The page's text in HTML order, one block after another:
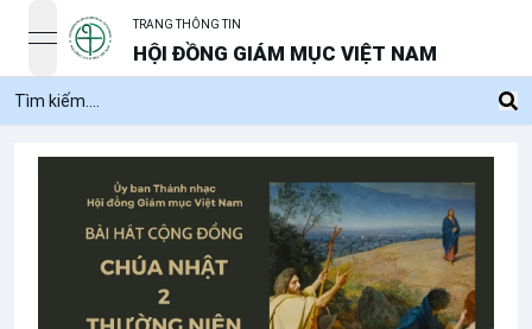
open navigation menu
TRANG THÔNG TIN
HỘI ĐỒNG GIÁM MỤC VIỆT NAM